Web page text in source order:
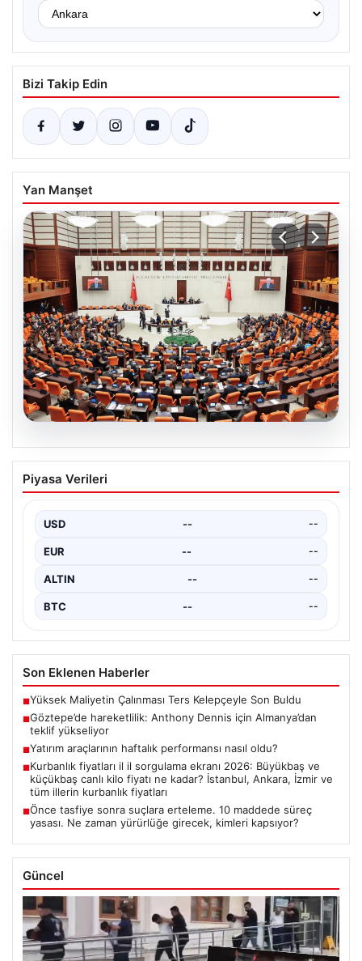
Bizi Takip Edin
Yan Manşet
Önce tasfiye sonra suçlara erteleme. 10
maddede süreç yasası. Ne zaman
Piyasa Verileri
USD -- --
EUR -- --
ALTIN -- --
BTC -- --
Son Eklenen Haberler
■Yüksek Maliyetin Çalınması Ters Kelepçeyle Son Buldu
■Göztepe’de hareketlilik: Anthony Dennis için Almanya’dan
teklif yükseliyor
■Yatırım araçlarının haftalık performansı nasıl oldu?
■Kurbanlık fiyatları il il sorgulama ekranı 2026: Büyükbaş ve
küçükbaş canlı kilo fiyatı ne kadar? İstanbul, Ankara, İzmir ve
tüm illerin kurbanlık fiyatları
■Önce tasfiye sonra suçlara erteleme. 10 maddede süreç
yasası. Ne zaman yürürlüğe girecek, kimleri kapsıyor?
Güncel